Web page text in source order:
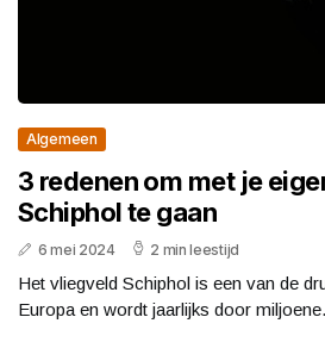
Algemeen
3 redenen om met je
Schiphol te gaan
6 mei 2024 2 min leestijd
Het vliegveld Schiphol is een van de
Europa en wordt jaarlijks door